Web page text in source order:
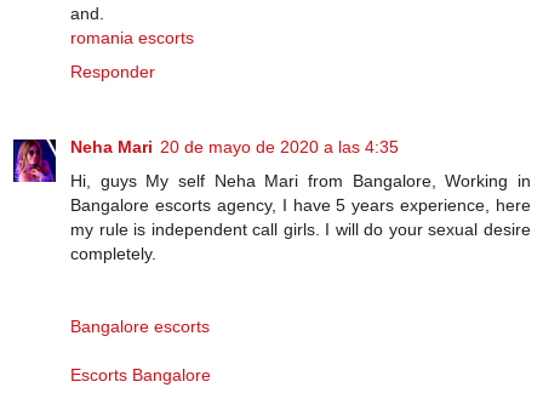
and.
romania escorts
Responder
Neha Mari 20 de mayo de 2020 a las 4:35
Hi, guys My self Neha Mari from Bangalore, Working in
Bangalore escorts agency, I have 5 years experience, here
my rule is independent call girls. I will do your sexual desire
completely.
Bangalore escorts
Escorts Bangalore